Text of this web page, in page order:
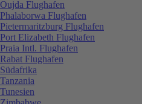
Oujda Flughafen
Phalaborwa Flughafen
Pietermaritzburg Flughafen
Port Elizabeth Flughafen
Praia Intl. Flughafen
Rabat Flughafen
Südafrika
Tanzania
Tunesien